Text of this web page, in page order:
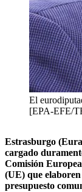
El
[EPA-EFE/
Estrasburgo
cargado
Comisión
(UE) que
presupuesto